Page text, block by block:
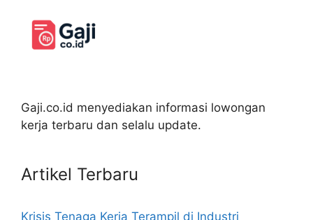
Gaji.co.id menyediakan informasi lowongan
kerja terbaru dan selalu update.
Artikel Terbaru
Krisis Tenaga Kerja Terampil di Industri